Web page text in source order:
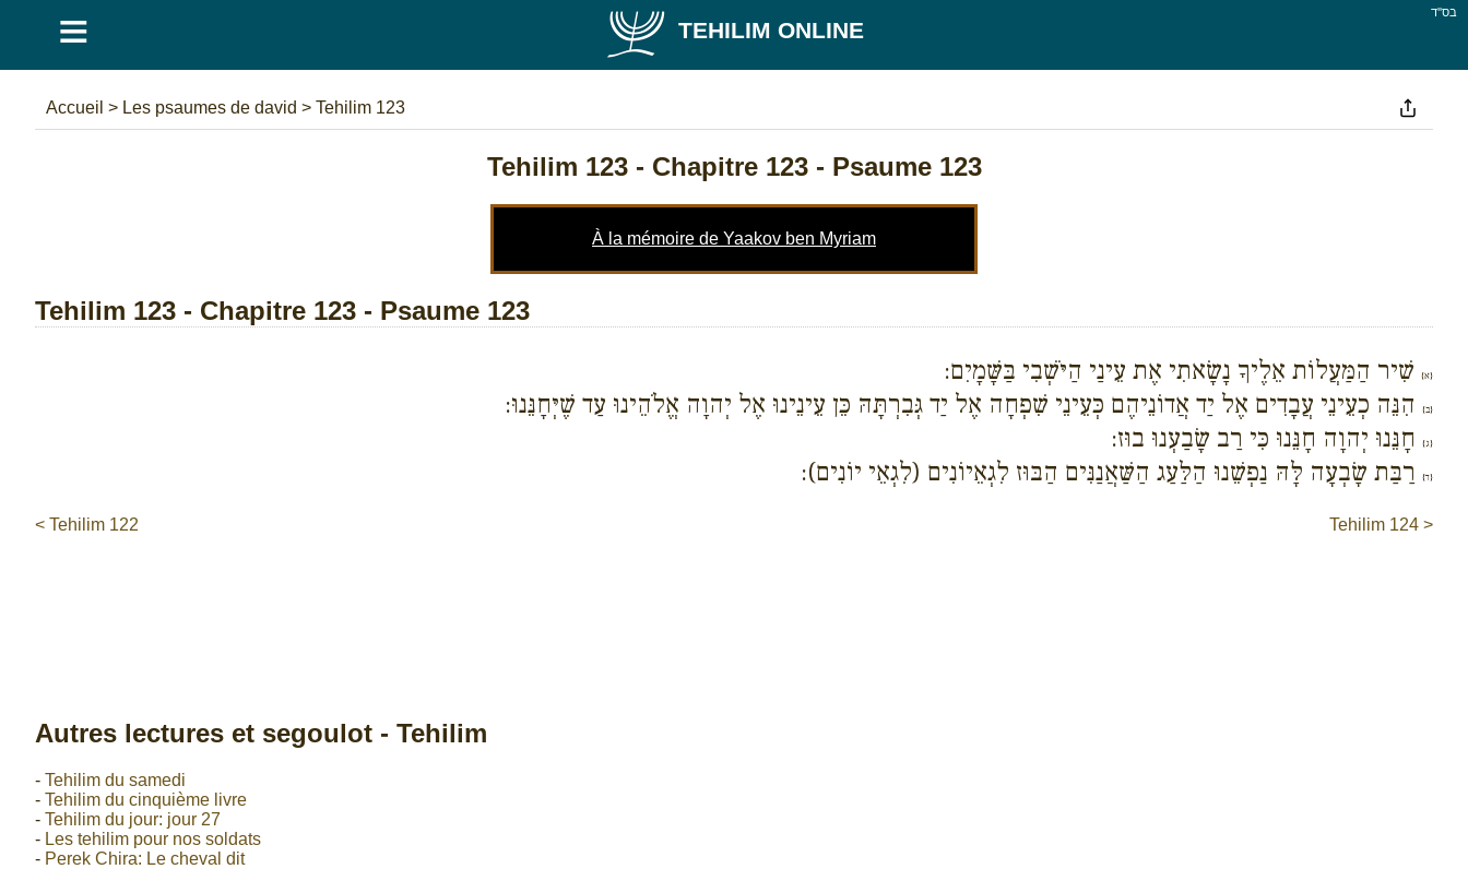
בס''ד ≡ TEHILIM ONLINE
Accueil > Les psaumes de david > Tehilim 123
Tehilim 123- Chapitre 123 - Psaume 123
À la mémoire de Yaakov ben Myriam
Tehilim 123 - Chapitre 123 - Psaume 123
{א} שִׁיר הַמַּעֲלוֹת אֵלֶיךָ נָשָׂאתִי אֶת עֵינַי הַיֹּשְׁבִי בַּשָּׁמָיִם:
{ב} הִנֵּה כְעֵינֵי עֲבָדִים אֶל יַד אֲדוֹנֵיהֶם כְּעֵינֵי שִׁפְחָה אֶל יַד גְּבִרְתָּהּ כֵּן עֵינֵינוּ אֶל יְהוָה אֱלֹהֵינוּ עַד שֶׁיְּחָנֵּנוּ:
{ג} חָנֵּנוּ יְהוָה חָנֵּנוּ כִּי רַב שָׂבַעְנוּ בוּז:
{ד} רַבַּת שָׂבְעָה לָּהּ נַפְשֵׁנוּ הַלַּעַג הַשַּׁאֲנַנִּים הַבּוּז לִגְאֵיוֹנִים (לִגְאֵי יוֹנִים):
< Tehilim 122 Tehilim 124 >
Autres lectures et segoulot - Tehilim
- Tehilim du samedi
- Tehilim du cinquième livre
- Tehilim du jour: jour 27
- Les tehilim pour nos soldats
- Perek Chira: Le cheval dit